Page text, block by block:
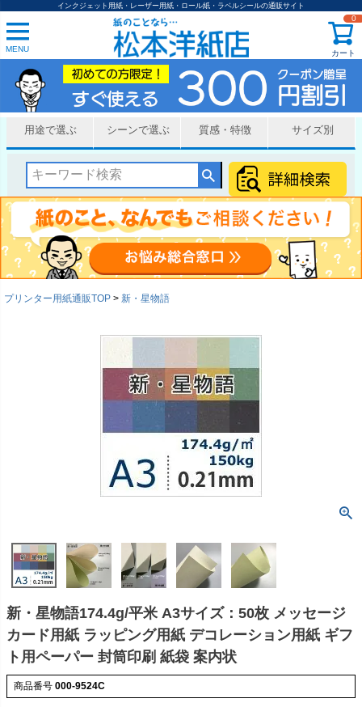
インクジェット用紙・レーザー用紙・ロール紙・ラベルシールの通販サイト
MENU カート
0
用途で選ぶ シーンで選ぶ 質感・特徴 サイズ別
プリンター用紙通販TOP 新・星物語
新・星物語174.4g/平米 A3サイズ：50枚 メッセージ
カード用紙 ラッピング用紙 デコレーション用紙 ギフ
ト用ペーパー 封筒印刷 紙袋 案内状
商品番号 000-9524C